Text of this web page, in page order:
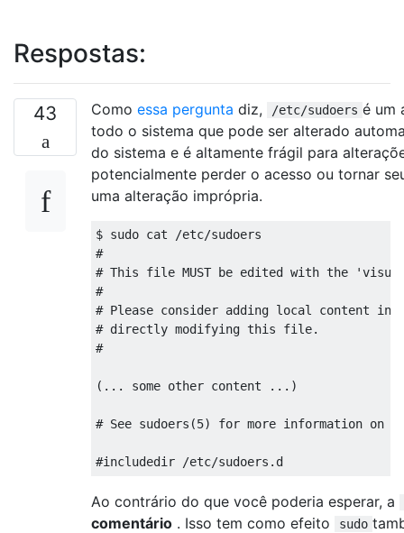
Respostas:
43 Como essa pergunta diz, /etc/sudoers é um
todo o sistema que pode ser alterado
do sistema e é altamente frágil para
potencialmente perder o acesso ou tornar
uma alteração imprópria.
$ sudo cat /etc/sudoers
#
# This file MUST be edited with the
#
# Please consider adding local content in
# directly modifying this file.
#
(... some other content ...)
# See sudoers(5) for more information on
Ao contrário do que você poderia esperar, a
comentário . Isso tem como efeito sudo